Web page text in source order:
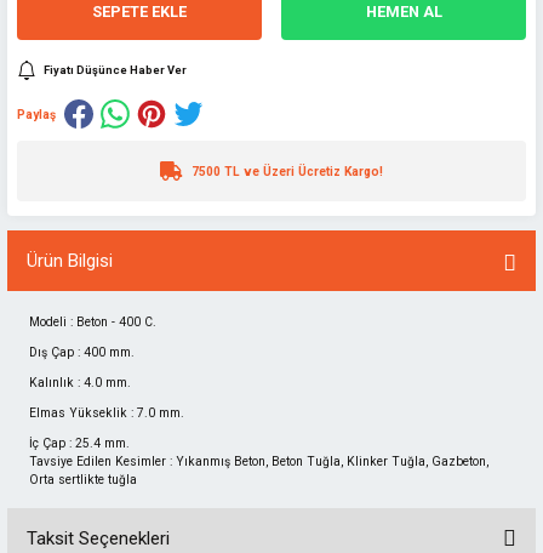
SEPETE EKLE HEMEN AL
Fiyatı Düşünce Haber Ver
Paylaş
7500 TL ve Üzeri Ücretiz Kargo!
Ürün Bilgisi
Modeli : Beton - 400 C.
Dış Çap : 400 mm.
Kalınlık : 4.0 mm.
Elmas Yükseklik : 7.0 mm.
İç Çap : 25.4 mm.
Tavsiye Edilen Kesimler : Yıkanmış Beton, Beton Tuğla, Klinker Tuğla, Gazbeton,
Orta sertlikte tuğla
Taksit Seçenekleri